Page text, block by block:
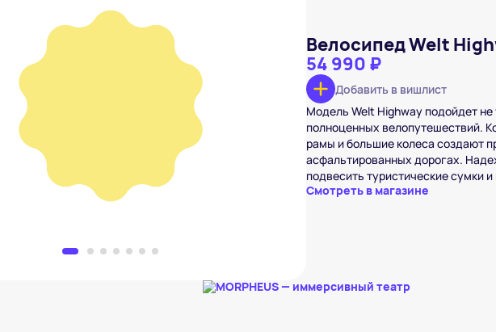
Велосипед Welt Highway 700
Велосипед Welt
54 990 ₽
Добавить в вишлист
Модель Welt Highway подойдет не
полноценных велопутешествий.
рамы и большие колеса создают
асфальтированных дорогах.
подвесить туристические сумки
Смотреть в магазине